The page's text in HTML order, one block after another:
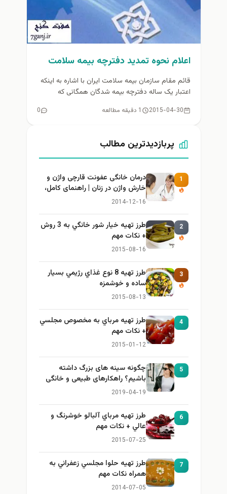
اعلام نحوه تمديد دفترچه‌ بیمه سلامت
قائم مقام سازمان بیمه سلامت ایران با اشاره به اینکه
اعتبار یک ساله دفترچه بیمه شدگان همگانی که
2015-04-30 1 دقیقه مطالعه 0
پربازدیدترین مطالب
1
درمان خانگی عفونت قارچی واژن و
خارش واژن در زنان | راهنمای کامل،
ایمن و کاربردی
2014-12-16
2
طرز تهيه خیار شور خانگي به 3 روش
+ نكات مهم
2015-08-16
3
طرز تهيه 8 نوع غذاي رژيمي بسيار
ساده و خوشمزه
2015-08-13
4
طرز تهيه مرباي به مخصوص مجلسي
+ نكات مهم
2015-01-12
5
چگونه سینه های بزرگ داشته
باشیم؟ راهکارهای طبیعی و خانگی
برای بزرگ کردن سینه
2019-04-19
6
طرز تهيه مرباي آلبالو خوشرنگ و
عالي + نكات مهم
2015-07-25
7
طرز تهيه حلوا مجلسي زعفراني به
همراه نكات مهم
2014-07-05